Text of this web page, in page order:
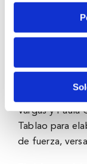
El viernes 19
segunda
bajo el título
Vargas y Paula
Tablao para
de fuerza,